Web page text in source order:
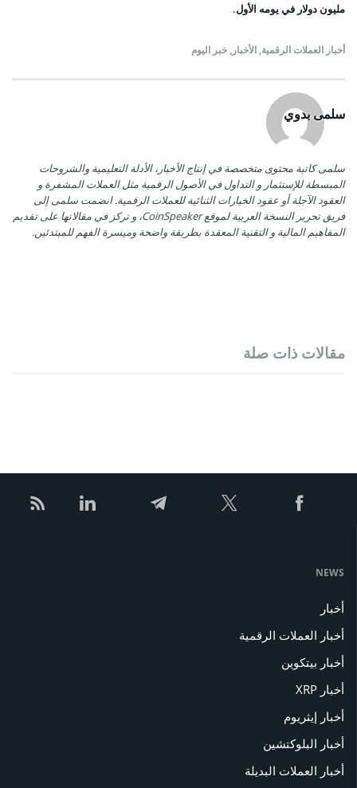
مليون دولار في يومه الأول.
أخبار العملات الرقمية, الأخبار, خبر اليوم
سلمى بدوي
سلمى كاتبة محتوى متخصصة في إنتاج الأخبار، الأدلة التعليمية والشروحات
المبسطة للإستثمار و التداول في الأصول الرقمية مثل العملات المشفرة و
العقود الآجلة أو عقود الخيارات الثنائية للعملات الرقمية. انضمت سلمى إلى
فريق تحرير النسخة العربية لموقع CoinSpeaker، و تركز في مقالاتها على تقديم
المفاهيم المالية و التقنية المعقدة بطريقة واضحة وميسرة الفهم للمبتدئين.
مقالات ذات صلة
NEWS
أخبار
أخبار العملات الرقمية
أخبار بيتكوين
أخبار XRP
أخبار إيثريوم
أخبار البلوكتشين
أخبار العملات البديلة